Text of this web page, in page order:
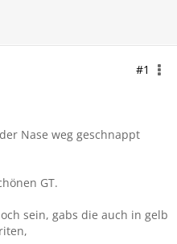
#1
Nase weg geschnappt
GT.
sein, gabs die auch in gelb